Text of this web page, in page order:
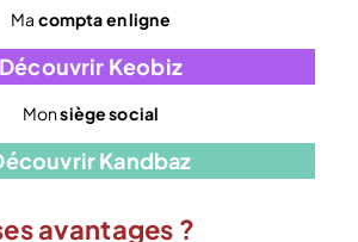
Ma compta en ligne
Découvrir Keobiz
Monsiège social
Kandbaz
avantages ?